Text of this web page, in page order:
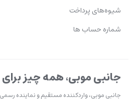
شیوه‌های پرداخت
شماره حساب ها
جانبی موبی، همه چیز
جانبی موبی، واردکننده مستقیم و نماینده